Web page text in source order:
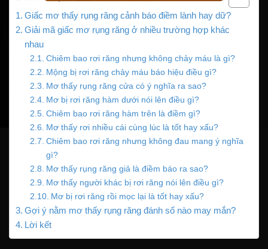
Giấc mơ thấy rụng răng cảnh báo điềm lành hay dữ?
Giải mã giấc mơ rụng răng ở nhiều trường hợp khác
nhau
Chiêm bao rơi răng nhưng không chảy máu là gì?
Mộng bị rơi răng chảy máu báo hiệu điều gì?
Mơ thấy rụng răng cửa có ý nghĩa ra sao?
Mơ bị rơi răng hàm dưới nói lên điều gì?
Chiêm bao rơi răng hàm trên là điềm gì?
Mơ thấy rơi nhiều cái cùng lúc là tốt hay xấu?
Chiêm bao rơi răng nhưng không đau mang ý nghĩa
gì?
Mơ thấy rụng răng giả là điềm báo ra sao?
Mơ thấy người khác bị rơi răng nói lên điều gì?
Mơ bị rơi răng rồi mọc lại là tốt hay xấu?
Gợi ý nằm mơ thấy rụng răng đánh số nào may mắn?
Lời kết